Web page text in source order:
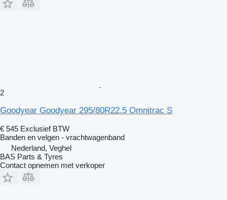
2
Goodyear Goodyear 295/80R22.5 Omnitrac S
€ 545 Exclusief BTW
Banden en velgen - vrachtwagenband
Nederland, Veghel
BAS Parts & Tyres
Contact opnemen met verkoper